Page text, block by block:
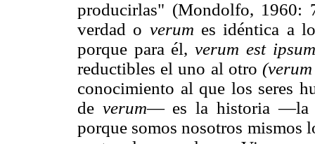
producirlas" (Mondolfo, 1960:
verdad o verum es idéntica a
porque para él,verum est
reductibles el uno al otro
conocimiento al que los seres
de verum— es la historia —la
porque somos nosotros mismos